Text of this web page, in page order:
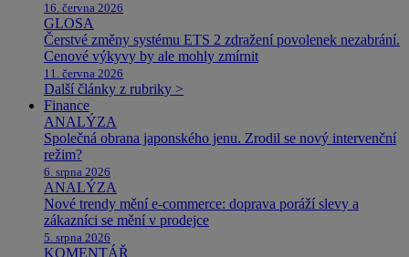
16. června 2026
GLOSA
Čerstvé změny systému ETS 2 zdražení povolenek nezabrání.
Cenové výkyvy by ale mohly zmírnit
11. června 2026
Další články z rubriky >
Finance
ANALÝZA
Společná obrana japonského jenu. Zrodil se nový intervenční
režim?
6. srpna 2026
ANALÝZA
Nové trendy mění e-commerce: doprava poráží slevy a
zákazníci se mění v prodejce
5. srpna 2026
KOMENTÁŘ